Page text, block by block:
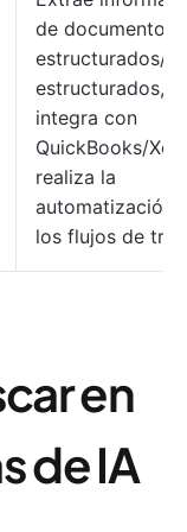
de documentos
estructurados/
estructurados,
integra con
QuickBooks/
realiza la
automatización
los flujos de
en
de IA